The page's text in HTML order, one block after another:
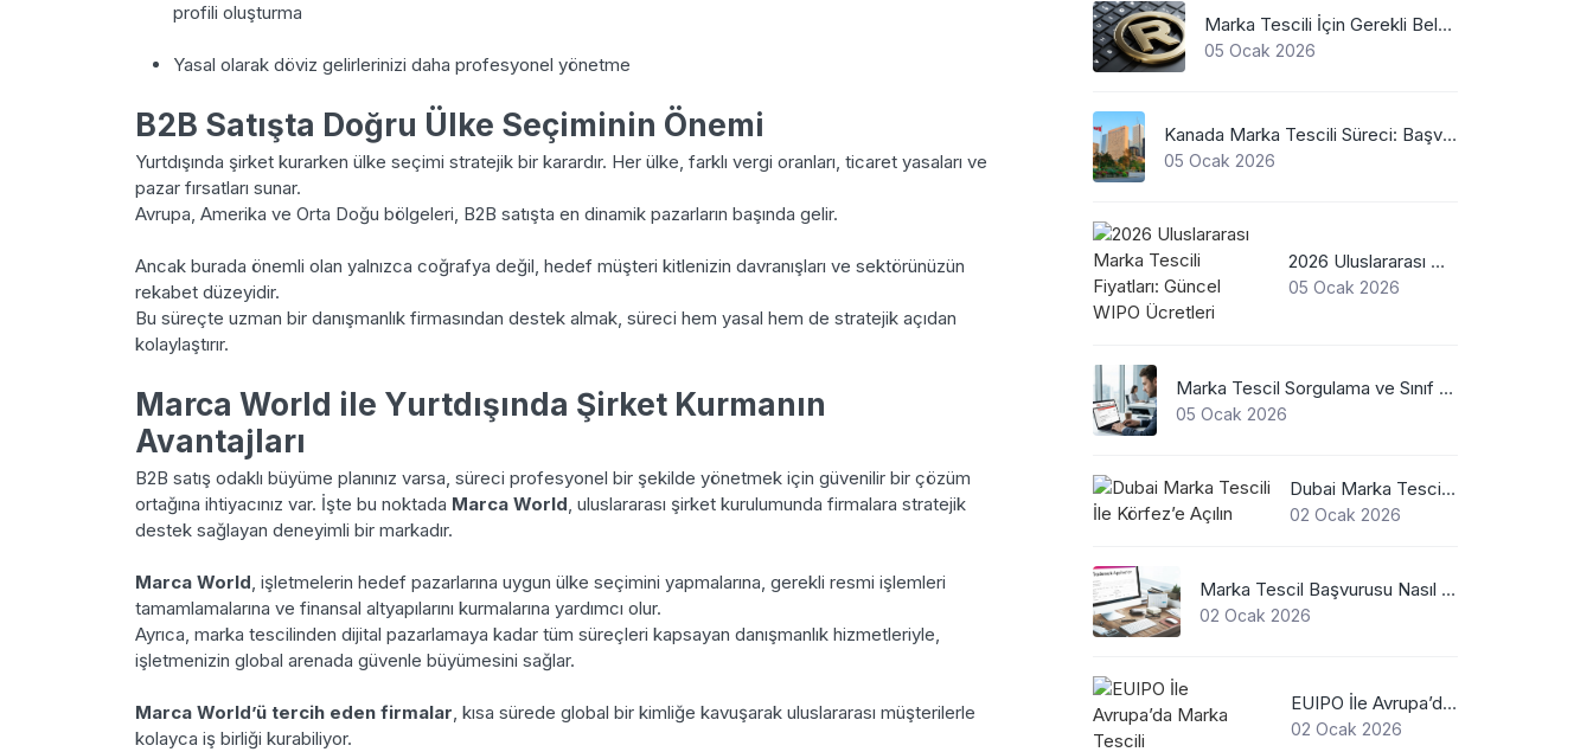
profili oluşturma
Yasal olarak döviz gelirlerinizi daha profesyonel yönetme
B2B Satışta Doğru Ülke Seçiminin Önemi
Yurtdışında şirket kurarken ülke seçimi stratejik bir karardır. Her ülke, farklı vergi oranları, ticaret yasaları ve
pazar fırsatları sunar.
Avrupa, Amerika ve Orta Doğu bölgeleri, B2B satışta en dinamik pazarların başında gelir.
Ancak burada önemli olan yalnızca coğrafya değil, hedef müşteri kitlenizin davranışları ve sektörünüzün
rekabet düzeyidir.
Bu süreçte uzman bir danışmanlık firmasından destek almak, süreci hem yasal hem de stratejik açıdan
kolaylaştırır.
Marca World ile Yurtdışında Şirket Kurmanın
Avantajları
B2B satış odaklı büyüme planınız varsa, süreci profesyonel bir şekilde yönetmek için güvenilir bir çözüm
ortağına ihtiyacınız var. İşte bu noktada Marca World, uluslararası şirket kurulumunda firmalara stratejik
destek sağlayan deneyimli bir markadır.
Marca World, işletmelerin hedef pazarlarına uygun ülke seçimini yapmalarına, gerekli resmi işlemleri
tamamlamalarına ve finansal altyapılarını kurmalarına yardımcı olur.
Ayrıca, marka tescilinden dijital pazarlamaya kadar tüm süreçleri kapsayan danışmanlık hizmetleriyle,
işletmenizin global arenada güvenle büyümesini sağlar.
Marca World’ü tercih eden firmalar, kısa sürede global bir kimliğe kavuşarak uluslararası müşterilerle
kolayca iş birliği kurabiliyor.
Marka Tescili İçin Gerekli Belgeler
05 Ocak 2026
Kanada Marka Tescili Süreci: Başvurudan Belge Alımına Kadar Her Şey
05 Ocak 2026
2026 Uluslararası Marka Tescili Fiyatları: Güncel WIPO Ücretleri
05 Ocak 2026
Marka Tescil Sorgulama ve Sınıf Belirleme Nasıl Yapılır?
05 Ocak 2026
Dubai Marka Tescili İle Körfez’e Açılın
02 Ocak 2026
Marka Tescil Başvurusu Nasıl Yapılır?
02 Ocak 2026
EUIPO İle Avrupa’da Marka Tescili
02 Ocak 2026